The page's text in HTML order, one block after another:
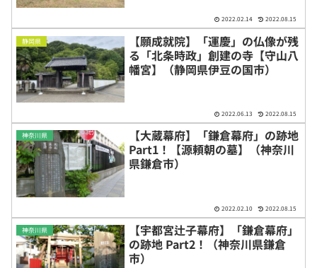
2022.02.14 2022.08.15
静岡県
【願成就院】「運慶」の仏像が残
る「北条時政」創建の寺【守山八
幡宮】（静岡県伊豆の国市）
2022.06.13 2022.08.15
神奈川県
【大蔵幕府】「鎌倉幕府」の跡地
Part1！【源頼朝の墓】（神奈川
県鎌倉市）
2022.02.10 2022.08.15
神奈川県
【宇都宮辻子幕府】「鎌倉幕府」
の跡地 Part2！（神奈川県鎌倉
市）